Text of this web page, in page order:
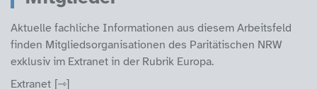
Aktuelle fachliche Informationen aus diesem Arbeitsfeld
finden Mitgliedsorganisationen des Paritätischen NRW
exklusiv im Extranet in der Rubrik Europa.
Extranet